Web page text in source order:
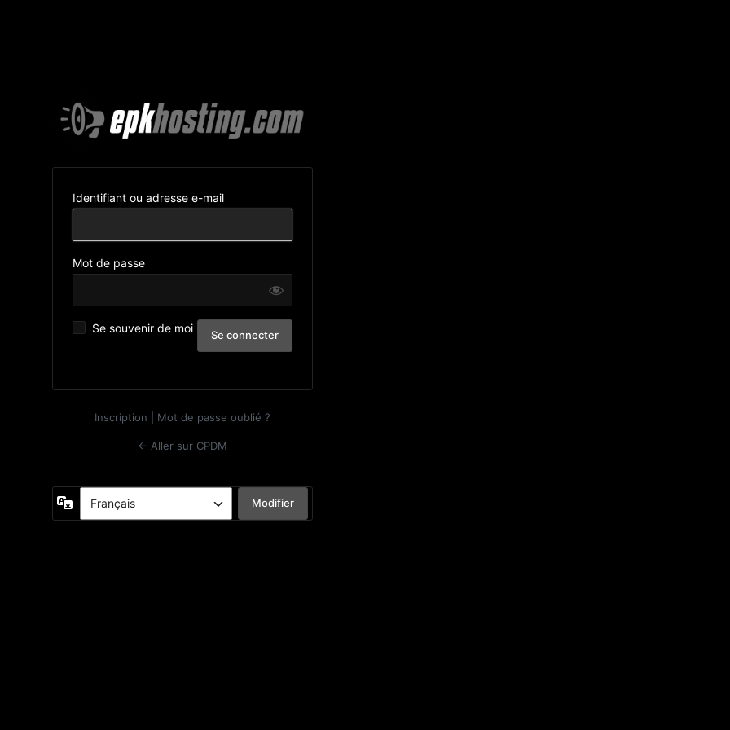
Identifiant ou adresse e-mail
Mot de passe
Se souvenir de moi
Inscription Mot de passe oublié ?
← Aller sur CPDM
Langue